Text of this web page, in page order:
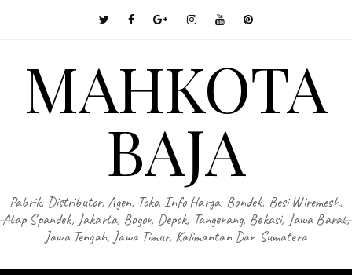
MAHKOTA
BAJA
Pabrik, Distributor, Agen, Toko, Info Harga, Bondek, Besi Wiremesh,
Atap Spandek, Jakarta, Bogor, Depok, Tangerang, Bekasi, Jawa Barat,
Jawa Tengah, Jawa Timur, Kalimantan Dan Sumatera